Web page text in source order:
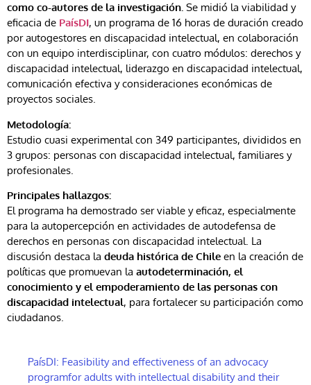
como co-autores de la investigación. Se midió la viabilidad y
eficacia de PaísDI, un programa de 16 horas de duración creado
por autogestores en discapacidad intelectual, en colaboración
con un equipo interdisciplinar, con cuatro módulos: derechos y
discapacidad intelectual, liderazgo en discapacidad intelectual,
comunicación efectiva y consideraciones económicas de
proyectos sociales.
Metodología:
Estudio cuasi experimental con 349 participantes, divididos en
3 grupos: personas con discapacidad intelectual, familiares y
profesionales.
Principales hallazgos:
El programa ha demostrado ser viable y eficaz, especialmente
para la autopercepción en actividades de autodefensa de
derechos en personas con discapacidad intelectual. La
discusión destaca la deuda histórica de Chile en la creación de
políticas que promuevan la autodeterminación, el
conocimiento y el empoderamiento de las personas con
discapacidad intelectual, para fortalecer su participación como
ciudadanos.
PaísDI: Feasibility and effectiveness of an advocacy
programfor adults with intellectual disability and their